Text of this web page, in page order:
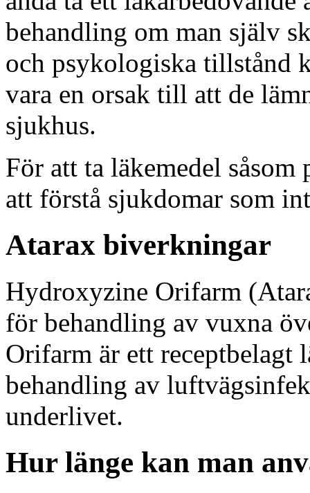
behandling om man själv
och psykologiska tillstånd
vara en orsak till att de
sjukhus.
För att ta läkemedel
att förstå sjukdomar som
Atarax biverkningar
Hydroxyzine Orifarm
för behandling av vuxna
Orifarm är ett receptbelagt
behandling av
underlivet.
Hur länge kan man